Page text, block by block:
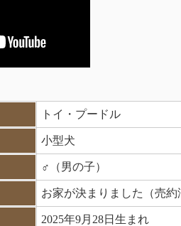
トイ・プードル
小型犬
♂（男の子）
お家が決まりました（売約
2025年9月28日生まれ